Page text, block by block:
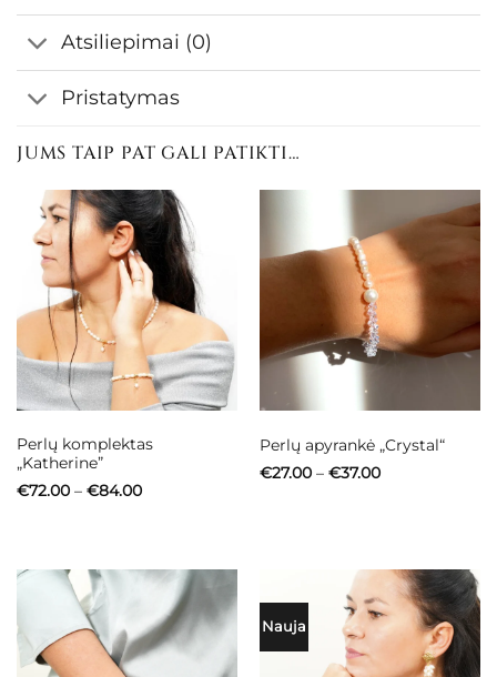
Atsiliepimai (0)
Pristatymas
JUMS TAIP PAT GALI PATIKTI…
Perlų komplektas
„Katherine”
€72.00 – €84.00Price
Perlų apyrankė „Crystal“
€27.00 – €37.00Price
Nauja